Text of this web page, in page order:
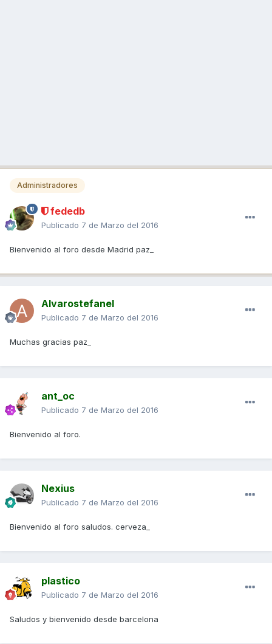
Administradores
fededb
Publicado 7 de Marzo del 2016
Bienvenido al foro desde Madrid paz_
Alvarostefanel
Publicado 7 de Marzo del 2016
Muchas gracias paz_
ant_oc
Publicado 7 de Marzo del 2016
Bienvenido al foro.
Nexius
Publicado 7 de Marzo del 2016
Bienvenido al foro saludos. cerveza_
plastico
Publicado 7 de Marzo del 2016
Saludos y bienvenido desde barcelona